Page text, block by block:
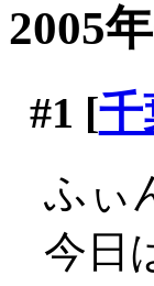
2005
#1 [千
ふぃ
今日